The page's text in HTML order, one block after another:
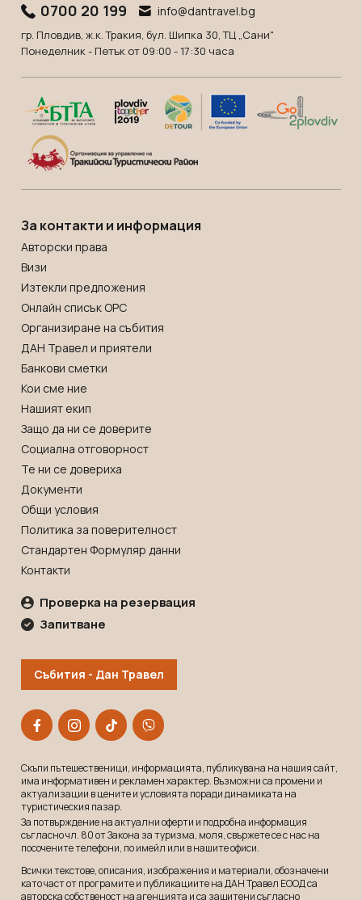
0700 20 199 info@dantravel.bg
гр. Пловдив, ж.к. Тракия, бул. Шипка 30, ТЦ „Сани"
Понеделник - Петък от 09:00 - 17:30 часа
За контакти и информация
Авторски права
Визи
Изтекли предложения
Онлайн списък OРС
Организиране на събития
ДАН Травел и приятели
Банкови сметки
Кои сме ние
Нашият екип
Защо да ни се доверите
Социална отговорност
Те ни се довериха
Документи
Общи условия
Политика за поверителност
Стандартен Формуляр данни
Контакти
Проверка на резервация
Запитване
Събития - Дан Травел
Скъпи пътешественици, информацията, публикувана на нашия сайт,
има информативен и рекламeн характер. Възможни са промени и
актуализации в цените и условията поради динамиката на
туристическия пазар.
За потвърждение на актуални оферти и подробна информация
съгласно чл. 80 от Закона за туризма, моля, свържете се с нас на
посочените телефони, по имейл или в нашите офиси.
Всички текстове, описания, изображения и материали, обозначени
като част от програмите и публикациите на ДАН Травел ЕООД са
авторска собственост на агенцията и са защитени съгласно